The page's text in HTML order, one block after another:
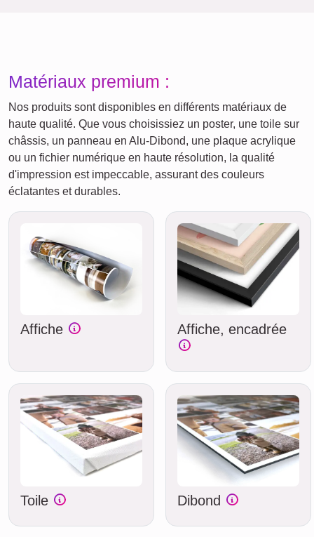
Matériaux premium :
Nos produits sont disponibles en différents matériaux de
haute qualité. Que vous choisissiez un poster, une toile sur
châssis, un panneau en Alu-Dibond, une plaque acrylique
ou un fichier numérique en haute résolution, la qualité
d'impression est impeccable, assurant des couleurs
éclatantes et durables.
Affiche Affiche, encadrée
Toile Dibond